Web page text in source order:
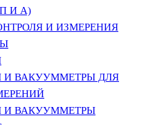
И А)
И ИЗМЕРЕНИЯ
ВАКУУММЕТРЫ ДЛЯ
И ВАКУУММЕТРЫ